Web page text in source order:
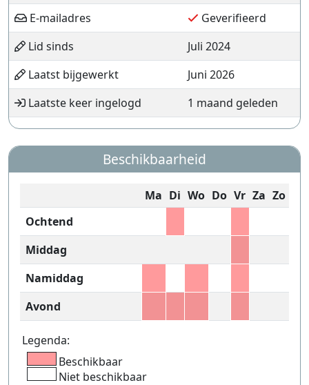
E-mailadres
Geverifieerd
Lid sinds
Juli 2024
Laatst bijgewerkt
Juni 2026
Laatste keer ingelogd
1 maand geleden
Beschikbaarheid
Ma Di Wo Do Vr Za Zo
Ochtend
Middag
Namiddag
Avond
Legenda:
Beschikbaar
Niet beschikbaar